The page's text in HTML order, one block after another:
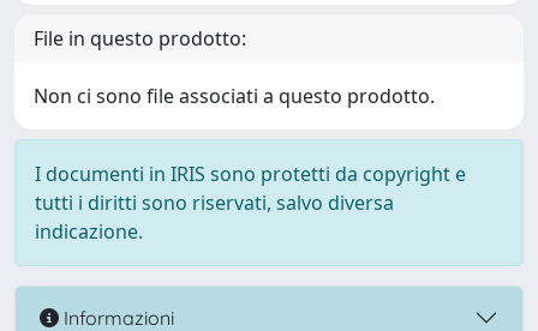
File in questo prodotto:
Non ci sono file associati a questo prodotto.
I documenti in IRIS sono protetti da copyright e
tutti i diritti sono riservati, salvo diversa
indicazione.
Informazioni